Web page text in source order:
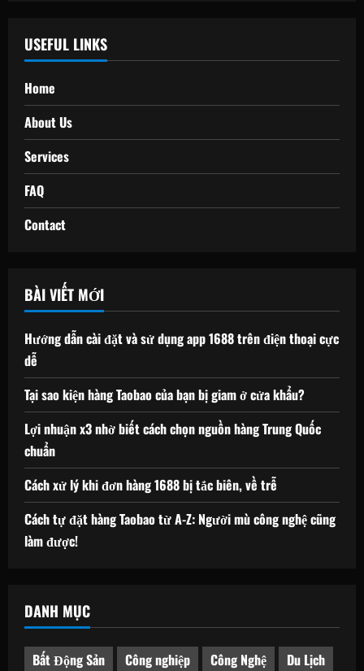
USEFUL LINKS
Home
About Us
Services
FAQ
Contact
BÀI VIẾT MỚI
Hướng dẫn cài đặt và sử dụng app 1688 trên điện thoại cực
dễ
Tại sao kiện hàng Taobao của bạn bị giam ở cửa khẩu?
Lợi nhuận x3 nhờ biết cách chọn nguồn hàng Trung Quốc
chuẩn
Cách xử lý khi đơn hàng 1688 bị tắc biên, về trễ
Cách tự đặt hàng Taobao từ A-Z: Người mù công nghệ cũng
làm được!
DANH MỤC
Bất Động Sản Công nghiệp Công Nghệ Du Lịch